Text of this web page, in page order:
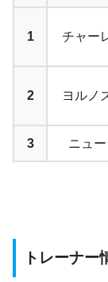
1 チャー
2 ヨルノ
3 ニュー
トレーナー